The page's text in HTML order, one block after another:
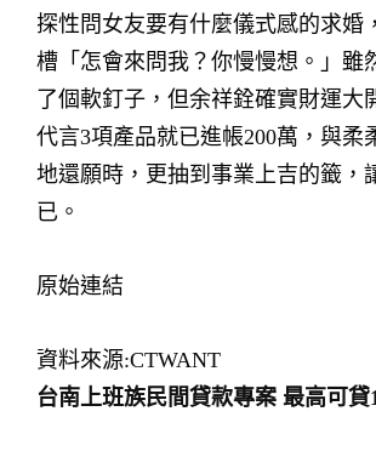
探性問女友要有什麼儀式感的求婚
槽「怎會來問我？你慢慢想。」雖
了個軟釘子，但余祥銓確實財運大
代言3項產品就已進帳200萬，與柔
地還願時，更抽到事業上吉的籤，
已。
原始連結
資料來源:CTWANT
台南上班族民間貸款專案 最高可貸